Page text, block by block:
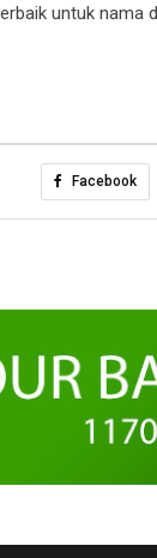
untuk nama
Facebook